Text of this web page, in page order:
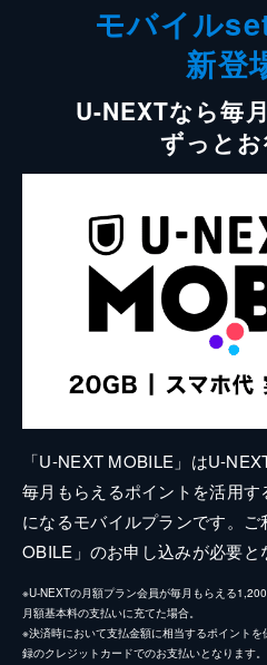
モバイル
新登
U-NEXTなら毎
ずっとお
「U-NEXT MOBILE」はU-
毎月もらえるポイントを活用
になるモバイルプランです。
OBILE」のお申し込みが必要と
※U-NEXTの月額プラン会員が毎月もらえる
月額基本料の支払いに充てた場合。
※決済時において支払金額に相当するポイント
録のクレジットカードでのお支払いとなります。